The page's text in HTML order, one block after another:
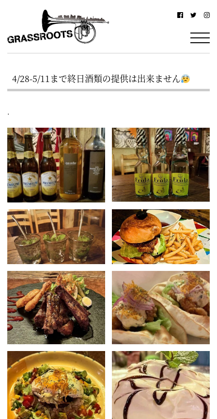
浜
グ
ス
ー
ツ
–
YOKOHAMA
Grassroots
–
駅
北
西
口
ら
徒
歩
約
3
分・
鶴
屋
町
に
あ
る
ダ
イ
ニ
ン
グ
バ
ー
4/28-5/11まで終日酒類の提供は出来ません
.